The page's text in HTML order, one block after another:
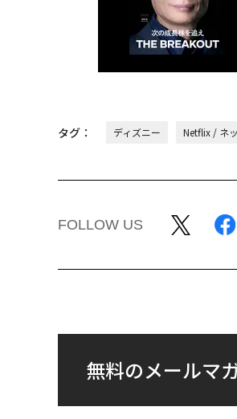
タグ： ディズニー Netflix / ネ
FOLLOW US
無料のメールマ